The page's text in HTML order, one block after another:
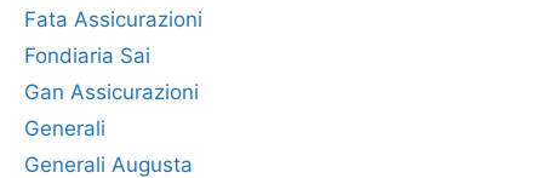
Fata Assicurazioni
Fondiaria Sai
Gan Assicurazioni
Generali
Generali Augusta